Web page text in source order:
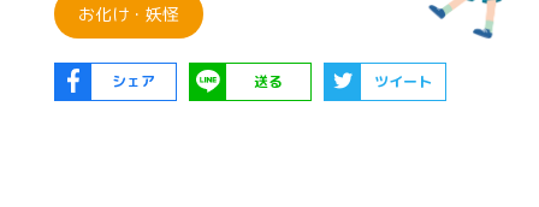
お化け・妖怪
シェア 送る ツイート